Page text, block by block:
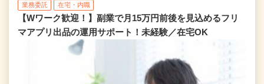
業務委託 在宅・内職
【Wワーク歓迎！】副業で月15万円前後を見込めるフリ
マアプリ出品の運用サポート！未経験／在宅OK